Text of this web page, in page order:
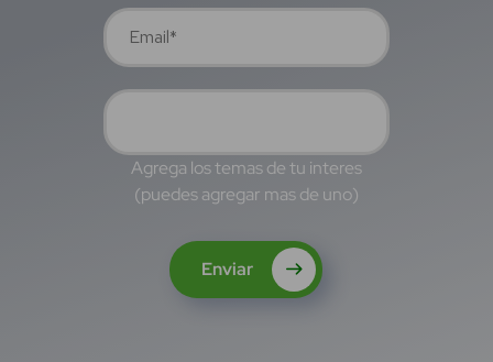
Agrega los temas de tu interes
(puedes agregar mas de uno)
Enviar